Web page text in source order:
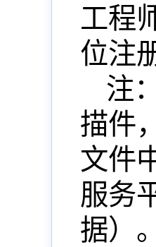
工程
位注
注
描件
文件
服务
据）。